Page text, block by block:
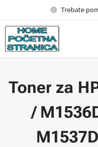
Trebate
Toner za
/